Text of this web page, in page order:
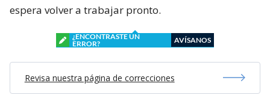
espera volver a trabajar pronto.
¿ENCONTRASTE UN
ERROR?
AVÍSANOS
Revisa nuestra página de correcciones